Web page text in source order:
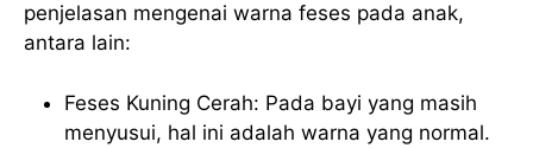
penjelasan mengenai warna feses pada anak,
antara lain:
Feses Kuning Cerah: Pada bayi yang masih
menyusui, hal ini adalah warna yang normal.